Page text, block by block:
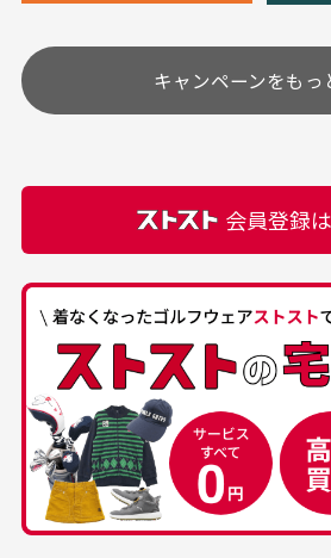
購入できました。状態も
最高でした。
す
商品
ます
30代男性
中古ゴルフウェアの
品揃えがすごい
安
を
土.日.祝日は定休日となっており
その他の休日につきましてはサ
頂きます。
カートの有効時間はあります
は自動的にカート内の商品が削
下さい。
お気に入り機能をご利用下さい。
付属品について
付属品の記載につきましては、
ある場合もございます。
経年劣化について
当店では商品の管理には細心の
すが、経年により素材の劣化や
生じている場合がございます。
銀行振込（前払い）
キャンペーンをもっ
会員登録